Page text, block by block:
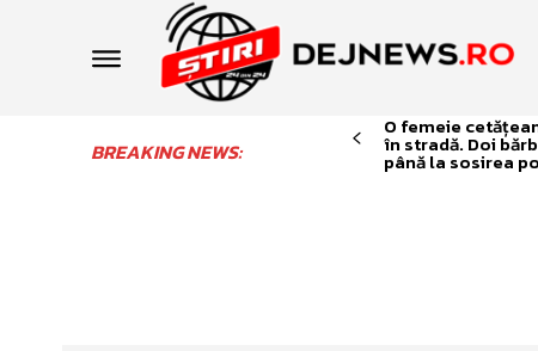
BREAKING NEWS:
O femeie
în stradă. Doi
până la sosirea